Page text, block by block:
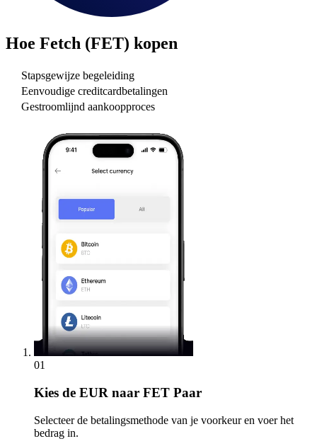
Hoe Fetch (FET) kopen
Stapsgewijze begeleiding
Eenvoudige creditcardbetalingen
Gestroomlijnd aankoopproces
01
Kies de EUR naar FET Paar
Selecteer de betalingsmethode van je voorkeur en voer het
bedrag in.